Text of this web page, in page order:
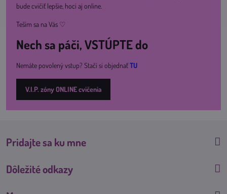
bude cvičiť lepšie, hoci aj online.
Teším sa na Vás ♡
Nech sa páči, VSTÚPTE do
Nemáte povolený vstup? Stačí si objednaťTU
V.I.P. zóny ONLINE cvičenia
Pridajte sa ku mne
Dôležité odkazy